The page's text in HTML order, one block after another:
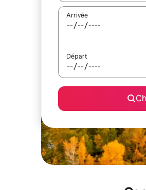
Arrivée
Départ